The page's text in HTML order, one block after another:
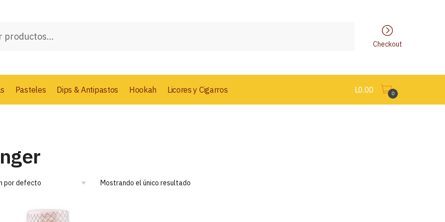
Checkout
Pasteles Dips & Antipastos Hookah Licores y Cigarros L0.00 0
Mostrando el único resultado